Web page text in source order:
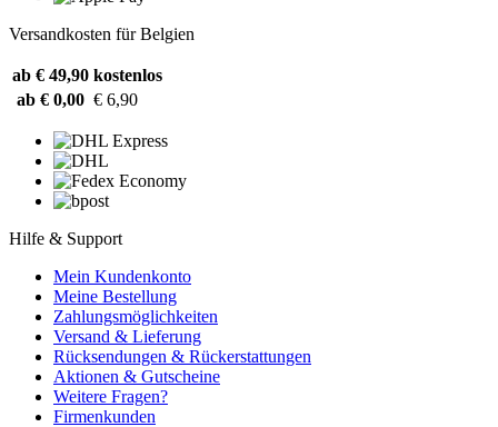
Versandkosten für Belgien
ab € 49,90 kostenlos
ab € 0,00 € 6,90
Hilfe & Support
Mein Kundenkonto
Meine Bestellung
Zahlungsmöglichkeiten
Versand & Lieferung
Rücksendungen & Rückerstattungen
Aktionen & Gutscheine
Weitere Fragen?
Firmenkunden